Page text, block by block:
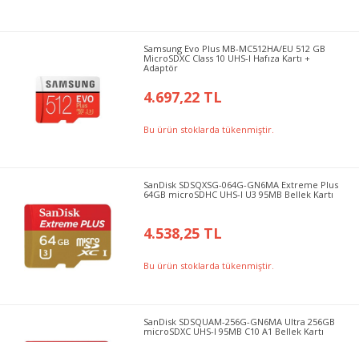
Samsung Evo Plus MB-MC512HA/EU 512 GB
MicroSDXC Class 10 UHS-I Hafıza Kartı +
Adaptör
4.697,22 TL
Bu ürün stoklarda tükenmiştir.
SanDisk SDSQXSG-064G-GN6MA Extreme Plus
64GB microSDHC UHS-I U3 95MB Bellek Kartı
4.538,25 TL
Bu ürün stoklarda tükenmiştir.
SanDisk SDSQUAM-256G-GN6MA Ultra 256GB
microSDXC UHS-I 95MB C10 A1 Bellek Kartı